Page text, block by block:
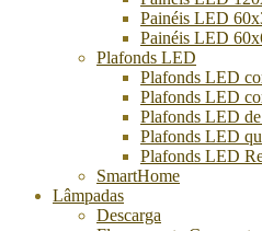
Painéis LED
Painéis LED
Plafonds LED
Plafonds LED
Plafonds LED
Plafonds LED
Plafonds LED
Plafonds LED
SmartHome
Lâmpadas
Descarga